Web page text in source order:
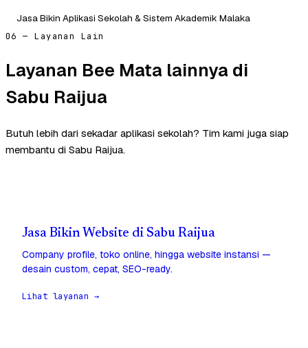
Jasa Bikin Aplikasi Sekolah & Sistem Akademik Malaka
06 — Layanan Lain
Layanan Bee Mata lainnya di
Sabu Raijua
Butuh lebih dari sekadar aplikasi sekolah? Tim kami juga siap
membantu di Sabu Raijua.
Jasa Bikin Website di Sabu Raijua
Company profile, toko online, hingga website instansi —
desain custom, cepat, SEO-ready.
Lihat layanan →